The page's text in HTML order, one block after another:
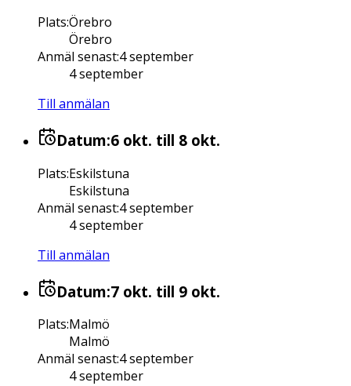
Plats:Örebro
Örebro
Anmäl senast:4 september
4 september
Till anmälan
Datum:6 okt. till 8 okt.
Plats:Eskilstuna
Eskilstuna
Anmäl senast:4 september
4 september
Till anmälan
Datum:7 okt. till 9 okt.
Plats:Malmö
Malmö
Anmäl senast:4 september
4 september